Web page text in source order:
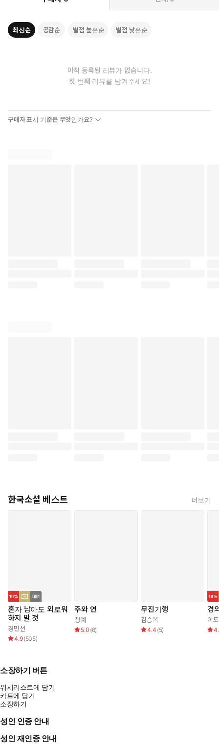
최신순 공감순 별점 높은순 별점 낮은순
아직 등록된 리뷰가 없습니다.
첫 번째 리뷰를 남겨주세요!
구매자 표시 기준은 무엇인가요?
한국소설 베스트 더보기
혼자 남아도 외로워
하지 말 것
경민선
4.9(505)
주와 연
청예
5.0 (6)
무진기행
김승옥
4.4 (5)
경
이
소장하기 버튼
위시리스트에 담기
카트에 담기
소장하기
성인 인증 안내
성인 재인증 안내